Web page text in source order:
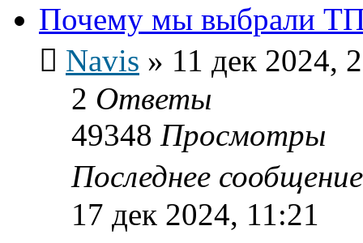
Почему мы выбрали
Navis » 11 дек 2024,
2 Ответы
49348 Просмотры
Последнее
17 дек 2024, 11:21